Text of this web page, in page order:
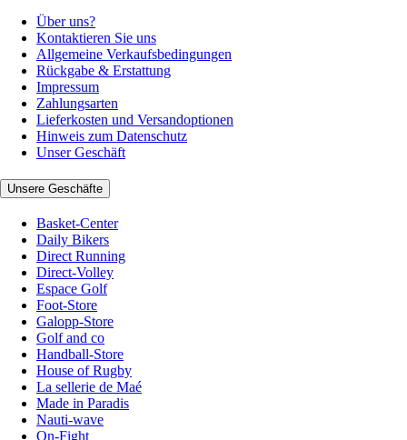
Über uns?
Kontaktieren Sie uns
Allgemeine Verkaufsbedingungen
Rückgabe & Erstattung
Impressum
Zahlungsarten
Lieferkosten und Versandoptionen
Hinweis zum Datenschutz
Unser Geschäft
Unsere Geschäfte
Basket-Center
Daily Bikers
Direct Running
Direct-Volley
Espace Golf
Foot-Store
Galopp-Store
Golf and co
Handball-Store
House of Rugby
La sellerie de Maé
Made in Paradis
Nauti-wave
On-Fight